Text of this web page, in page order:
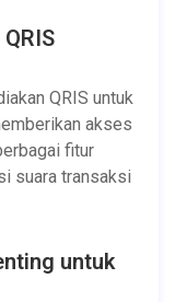
QRIS untuk
akses
fitur
suara transaksi
untuk